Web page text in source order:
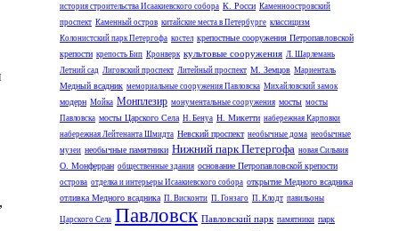
история строительства Исаакиевского собора К. Росси Каменноостровский
проспект Каменный остров китайские места в Петербурге классицизм
Колонистский парк Петергофа костел крепостные сооружения Петропавловской
крепости крепость Бип Кронверк культовые сооружения Л. Шарлемань
Летний сад Лиговский проспект Литейный проспект М. Земцов Мариенталь
Медный всадник мемориальные сооружения Павловска Михайловский замок
модерн Мойка Монплезир монументальные сооружения мосты мосты
Павловска мосты Царского Села Н. Бенуа Н. Микетти набережная Карповки
набережная Лейтенанта Шмидта Невский проспект необычные дома необычные
музеи необычные памятники Нижний парк Петергофа новая Сильвия
О. Монферран общественные здания основание Петропавловской крепости
острова отделка и интерьеры Исаакиевского собора открытие Медного всадника
отливка Медного всадника П. Висконти П. Гонзаго П. Клодт павильоны
Царского Села Павловск Павловский парк памятники парк